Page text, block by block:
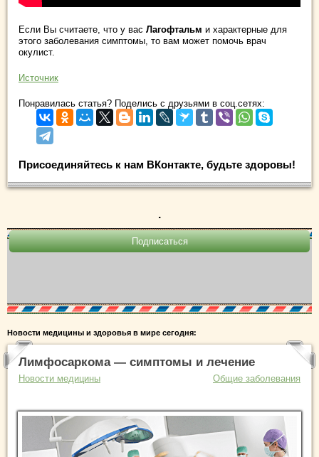
Если Вы считаете, что у вас Лагофтальм и характерные для
этого заболевания симптомы, то вам может помочь врач
окулист.
Источник
Понравилась статья? Поделись с друзьями в соц.сетях:
Присоединяйтесь к нам ВКонтакте, будьте здоровы!
.
Новости медицины и здоровья в мире сегодня:
Лимфосаркома — симптомы и лечение
Новости медицины Общие заболевания